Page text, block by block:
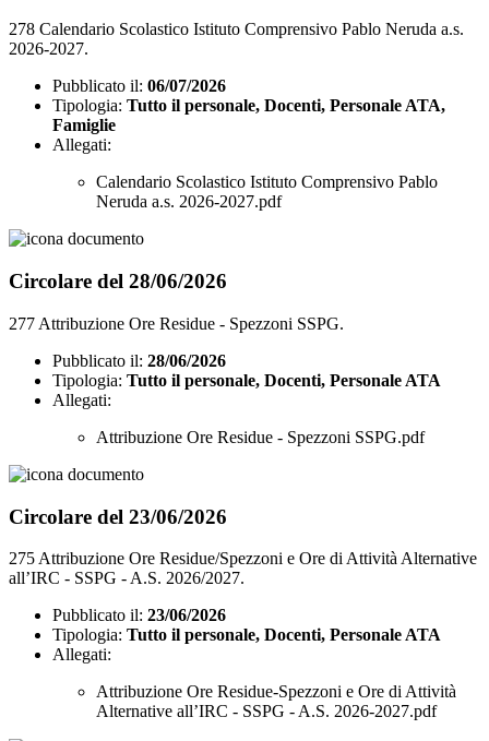
278 Calendario Scolastico Istituto Comprensivo Pablo Neruda a.s.
2026-2027.
Pubblicato il: 06/07/2026
Tipologia: Tutto il personale, Docenti, Personale ATA,
Famiglie
Allegati:
Calendario Scolastico Istituto Comprensivo Pablo
Neruda a.s. 2026-2027.pdf
Circolare del 28/06/2026
277 Attribuzione Ore Residue - Spezzoni SSPG.
Pubblicato il: 28/06/2026
Tipologia: Tutto il personale, Docenti, Personale ATA
Allegati:
Attribuzione Ore Residue - Spezzoni SSPG.pdf
Circolare del 23/06/2026
275 Attribuzione Ore Residue/Spezzoni e Ore di Attività Alternative
all’IRC - SSPG - A.S. 2026/2027.
Pubblicato il: 23/06/2026
Tipologia: Tutto il personale, Docenti, Personale ATA
Allegati:
Attribuzione Ore Residue-Spezzoni e Ore di Attività
Alternative all’IRC - SSPG - A.S. 2026-2027.pdf